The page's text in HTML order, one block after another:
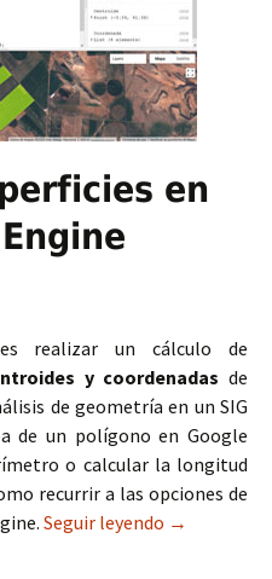
en
realizar un cálculo de
y coordenadas de
de geometría en un SIG
de un polígono en Google
o calcular la longitud
recurrir a las opciones de
Seguir leyendo Cálculo de
→